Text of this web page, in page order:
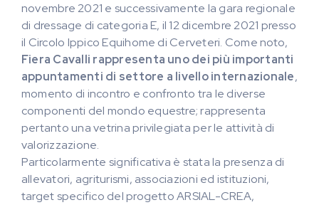
novembre 2021 e successivamente la gara regionale
di dressage di categoria E, il 12 dicembre 2021 presso
il Circolo Ippico Equihome di Cerveteri. Come noto,
Fiera Cavalli rappresenta uno dei più importanti
appuntamenti di settore a livello internazionale,
momento di incontro e confronto tra le diverse
componenti del mondo equestre; rappresenta
pertanto una vetrina privilegiata per le attività di
valorizzazione.
Particolarmente significativa è stata la presenza di
allevatori, agriturismi, associazioni ed istituzioni,
target specifico del progetto ARSIAL-CREA,